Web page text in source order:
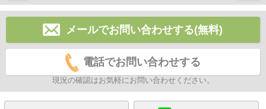
メールでお問い合わせする(無料)
電話でお問い合わせする
現況の確認はお気軽にお問い合わせください。